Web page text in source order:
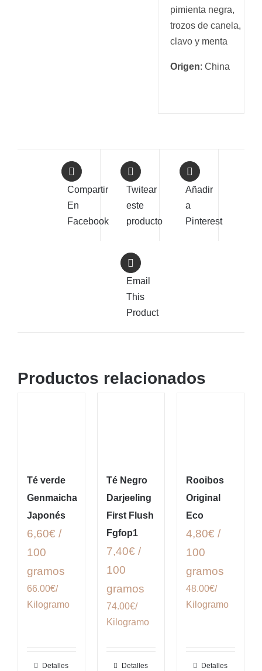
pimienta negra,
trozos de canela,
clavo y menta
Origen: China
Compartir
En
Facebook
Twitear
este
producto
Añadir
a
Pinterest
Email
This
Product
Productos relacionados
Té verde
Genmaicha
Japonés
6,60€ /
100
gramos
66.00€/
Kilogramo
Detalles
Té Negro
Darjeeling
First Flush
Fgfop1
7,40€ /
100
gramos
74.00€/
Kilogramo
Detalles
Rooibos
Original
Eco
4,80€ /
100
gramos
48.00€/
Kilogramo
Detalles